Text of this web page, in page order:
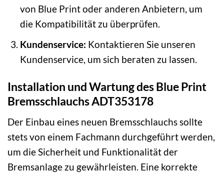
von Blue Print oder anderen Anbietern, um
die Kompatibilität zu überprüfen.
Kundenservice: Kontaktieren Sie unseren
Kundenservice, um sich beraten zu lassen.
Installation und Wartung des Blue Print
Bremsschlauchs ADT353178
Der Einbau eines neuen Bremsschlauchs sollte
stets von einem Fachmann durchgeführt werden,
um die Sicherheit und Funktionalität der
Bremsanlage zu gewährleisten. Eine korrekte